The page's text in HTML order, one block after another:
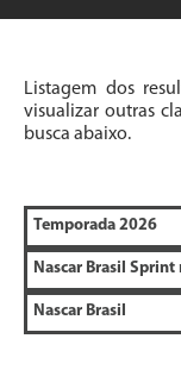
Listagem dos
visualizar outras
busca abaixo.